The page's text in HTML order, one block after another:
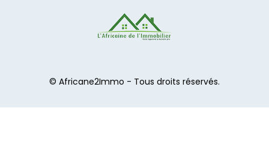
© Africane2Immo - Tous droits réservés.